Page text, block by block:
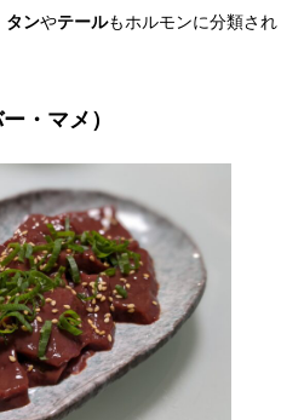
タンやテールもホルモンに分類され
・マメ）